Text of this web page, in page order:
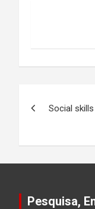
Post
Social
Pesquisa,